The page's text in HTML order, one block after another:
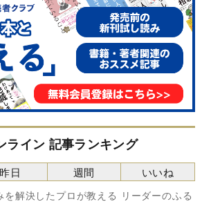
ライン 記事ランキング
解決したプロが教える リーダーのふる
昨日 週間 いいね